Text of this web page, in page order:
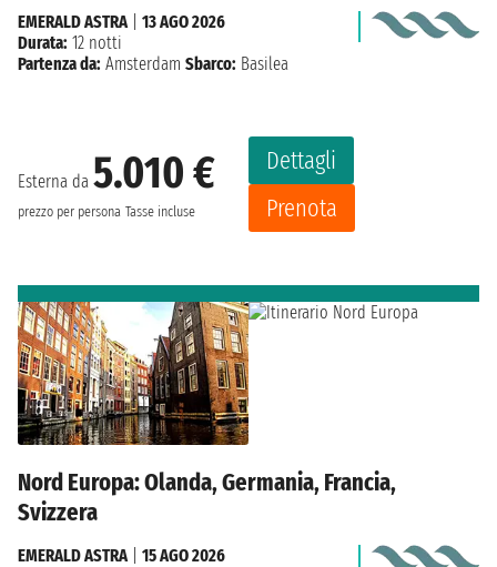
Esterna da 5.010 €
prezzo per persona Tasse incluse
Dettagli
Prenota
EMERALD ASTRA
13 AGO 2026
Durata: 12 notti
Partenza da: Amsterdam Sbarco: Basilea
Nord Europa: Olanda, Germania, Francia,
Svizzera
EMERALD ASTRA| 15 AGO 2026